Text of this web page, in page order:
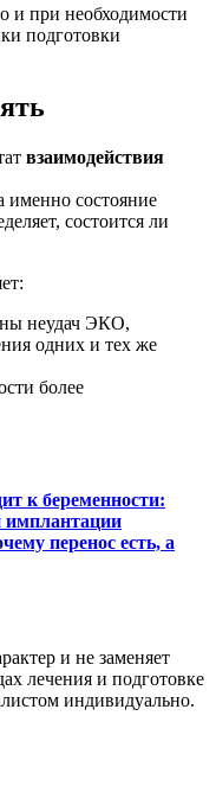
и при необходимости
подготовки
взаимодействия
именно состояние
состоится ли
неудач ЭКО,
одних и тех же
более
к беременности:
имплантации
перенос есть, а
и не заменяет
лечения и подготовке
индивидуально.